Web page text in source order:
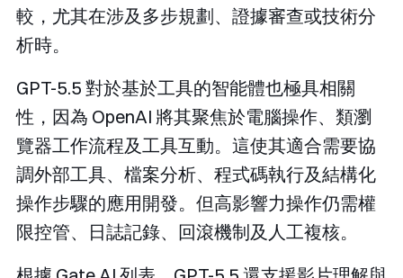
較，尤其在涉及多步規劃、證據審查或技術分
析時。
GPT-5.5 對於基於工具的智能體也極具相關
性，因為 OpenAI 將其聚焦於電腦操作、類瀏
覽器工作流程及工具互動。這使其適合需要協
調外部工具、檔案分析、程式碼執行及結構化
操作步驟的應用開發。但高影響力操作仍需權
限控管、日誌記錄、回滾機制及人工複核。